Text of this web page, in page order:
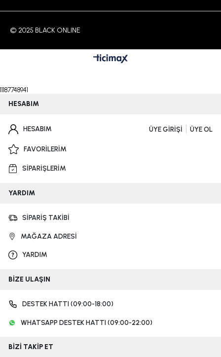
© 2025 BLACK ONLINE
11187748941
HESABIM
HESABIM ÜYE GİRİŞİ ÜYE OL
FAVORİLERİM
SİPARİŞLERİM
YARDIM
SİPARİŞ TAKİBİ
MAĞAZA ADRESİ
YARDIM
BİZE ULAŞIN
DESTEK HATTI (09:00-18:00)
WHATSAPP DESTEK HATTI (09:00-22:00)
BİZİ TAKİP ET